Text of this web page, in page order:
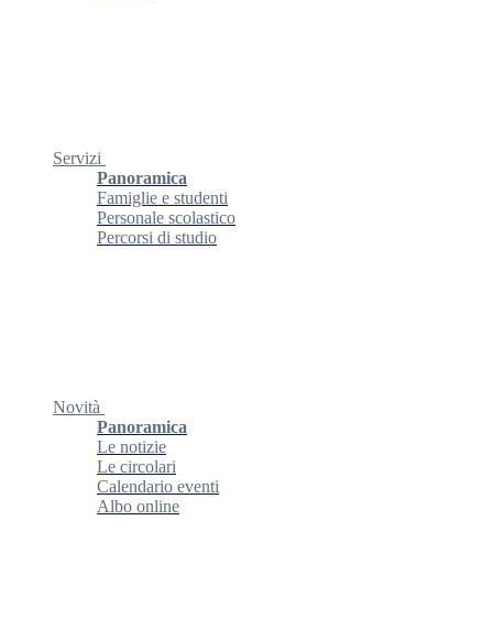
Servizi
Panoramica
Famiglie e studenti
Personale scolastico
Percorsi di studio
Novità
Panoramica
Le notizie
Le circolari
Calendario eventi
Albo online